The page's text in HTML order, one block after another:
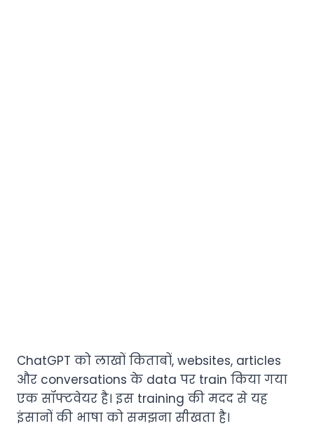
ChatGPT को लाखों किताबों, websites, articles
और conversations के data पर train किया गया
एक सॉफ्टवेयर है। इस training की मदद से यह
इंसानों की भाषा को समझना सीखता है।